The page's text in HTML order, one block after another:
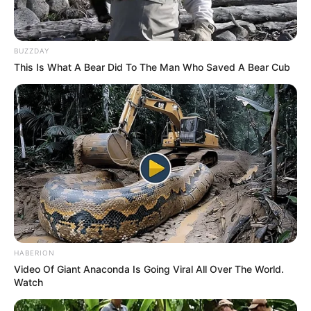
Nacional decreta e eu promulgo, nos termos do parágrafo 5º do art.
66 da Constituição Federal, as seguintes partes vetadas da Lei nº
13.342, de 3 de outubro de 2016 :
BUZZDAY
This Is What A Bear Did To The Man Who Saved A Bear Cub
HABERION
Video Of Giant Anaconda Is Going Viral All Over The World.
Watch